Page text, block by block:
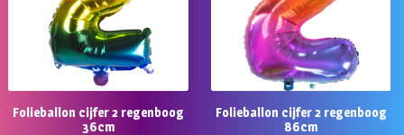
Folieballon cijfer 2 regenboog
36cm
Folieballon cijfer 2 regenboog
86cm